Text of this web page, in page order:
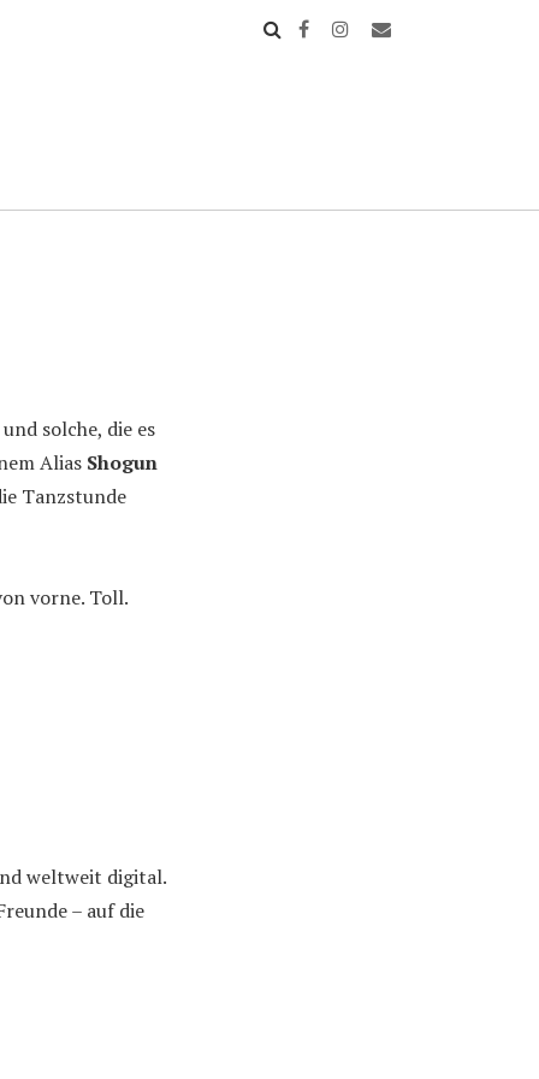
solche, die es
Alias Shogun
Tanzstunde
vorne. Toll.
weltweit digital.
– auf die